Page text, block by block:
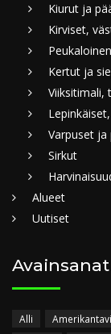
Kiurut ja
Kirviset,
Kertut ja
Viiksitimali,
Varpuset ja
Sirkut
Alueet
Uutiset
Avainsanat
Alli Amerikantavi